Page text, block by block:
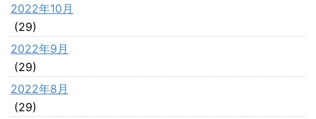
2022年10月
(29)
2022年9月
(29)
2022年8月
(29)